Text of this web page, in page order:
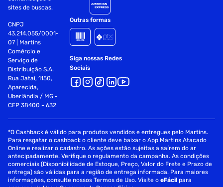
sites de buscas.
CNPJ
43.214.055/0001-
07 | Martins
Comércio e
Serviço de
Distribuição S.A.
Rua Jataí, 1150,
Aparecida,
Uberlândia / MG -
CEP 38400 - 632
Outras formas
Siga nossas Redes
Sociais
*O Cashback é válido para produtos vendidos e entregues pelo Martins.
Para resgatar o cashback o cliente deve baixar o App Martins Atacado
Online e realizar o cadastro. As ações estão sujeitas a saírem do ar
antecipadamente. Verifique o regulamento da campanha. As condições
comerciais (Disponibilidade de Estoque, Preço, Valor do Frete e Prazo de
entrega) são válidas para a região de entrega informada. Para maiores
informações, consulte nossos Termos de Uso. Visite oeFácil para